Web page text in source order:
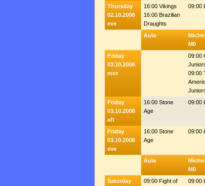
Thursday
02.10.2008
eve
16:00 Vikings
16:00 Brazilian
Draughts
09:00
Aula
M0
Friday
03.10.2008
mor
09:00
09:00
Friday
03.10.2008
aft
16:00 Stone
Age
09:00
Friday
03.10.2008
eve
16:00 Stone
Age
09:00
Aula
M0
Saturday
09:00 Fight of
09:00